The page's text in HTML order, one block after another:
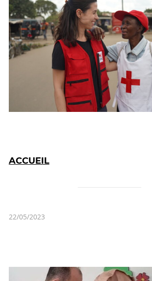
ACCUEIL
22/05/2023